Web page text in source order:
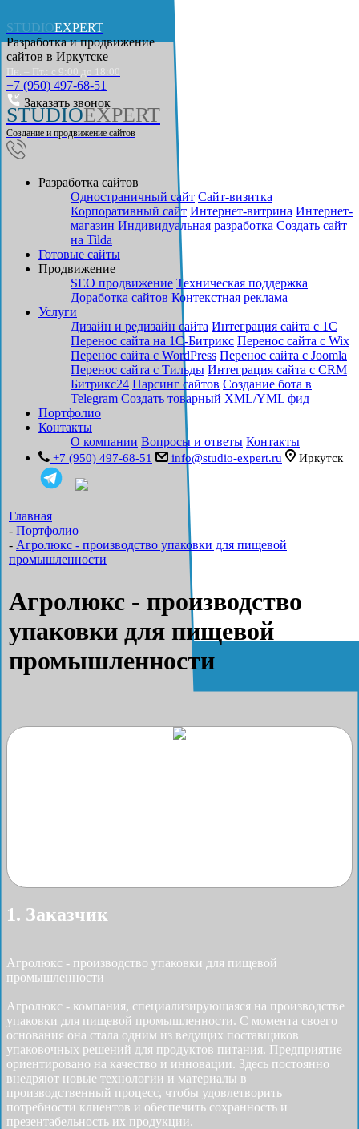
STUDIOEXPERT
Разработка и продвижение
сайтов в Иркутске
Пн. – Пт.: с 9:00 до 18:00
+7 (950) 497-68-51
Заказать звонок
STUDIOEXPERT
Создание и продвижение сайтов
Разработка сайтов
Одностраничный сайт Cайт-визитка
Корпоративный сайт Интернет-витрина Интернет-
магазин Индивидуальная разработка Создать сайт
на Tilda
Готовые сайты
Продвижение
SEO продвижение Техническая поддержка
Доработка сайтов Контекстная реклама
Услуги
Дизайн и редизайн сайта Интеграция сайта с 1С
Перенос сайта на 1С-Битрикс Перенос сайта с Wix
Перенос сайта с WordPress Перенос сайта с Joomla
Перенос сайта с Тильды Интеграция сайта с CRM
Битрикс24 Парсинг сайтов Создание бота в
Telegram Создать товарный XML/YML фид
Портфолио
Контакты
О компании Вопросы и ответы Контакты
+7 (950) 497-68-51 info@studio-expert.ru Иркутск
Главная
- Портфолио
- Агролюкс - производство упаковки для пищевой
промышленности
Агролюкс - производство
упаковки для пищевой
промышленности
1. Заказчик
Агролюкс - производство упаковки для пищевой
промышленности
Агролюкс - компания, специализирующаяся на производстве
упаковки для пищевой промышленности. С момента своего
основания она стала одним из ведущих поставщиков
упаковочных решений для продуктов питания. Предприятие
ориентировано на качество и инновации. Здесь постоянно
внедряют новые технологии и материалы в
производственный процесс, чтобы удовлетворить
потребности клиентов и обеспечить сохранность и
презентабельность их продукции.